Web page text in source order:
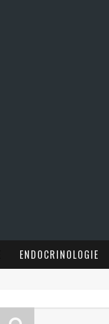
ENDOCRINOLOGIE